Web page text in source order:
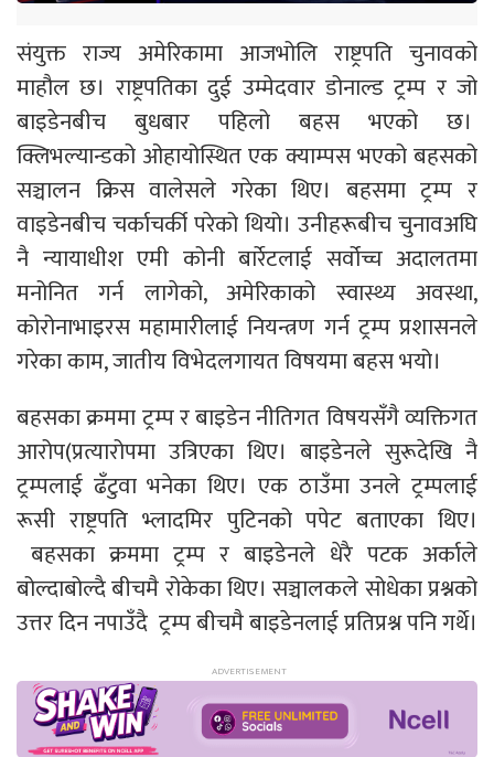
संयुक्त राज्य अमेरिकामा आजभोलि राष्ट्रपति चुनावको
माहौल छ। राष्ट्रपतिका दुई उम्मेदवार डोनाल्ड ट्रम्प र जो
बाइडेनबीच बुधबार पहिलो बहस भएको छ।
क्लिभल्यान्डको ओहायोस्थित एक क्याम्पस भएको बहसको
सञ्चालन क्रिस वालेसले गरेका थिए। बहसमा ट्रम्प र
वाइडेनबीच चर्काचर्की परेको थियो। उनीहरूबीच चुनावअघि
नै न्यायाधीश एमी कोनी बार्रेटलाई सर्वोच्च अदालतमा
मनोनित गर्न लागेको, अमेरिकाको स्वास्थ्य अवस्था,
कोरोनाभाइरस महामारीलाई नियन्त्रण गर्न ट्रम्प प्रशासनले
गरेका काम, जातीय विभेदलगायत विषयमा बहस भयो।
बहसका क्रममा ट्रम्प र बाइडेन नीतिगत विषयसँगै व्यक्तिगत
आरोप(प्रत्यारोपमा उत्रिएका थिए। बाइडेनले सुरूदेखि नै
ट्रम्पलाई ढँटुवा भनेका थिए। एक ठाउँमा उनले ट्रम्पलाई
रूसी राष्ट्रपति भ्लादमिर पुटिनको पपेट बताएका थिए।
बहसका क्रममा ट्रम्प र बाइडेनले धेरै पटक अर्काले
बोल्दाबोल्दै बीचमै रोकेका थिए। सञ्चालकले सोधेका प्रश्नको
उत्तर दिन नपाउँदै ट्रम्प बीचमै बाइडेनलाई प्रतिप्रश्न पनि गर्थे।